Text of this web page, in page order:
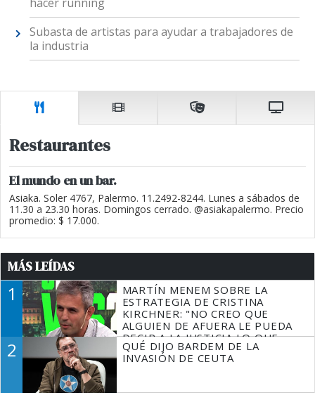
Subasta de artistas para ayudar a trabajadores de
la industria
Restaurantes
El mundo en un bar.
Asiaka. Soler 4767, Palermo. 11.2492-8244. Lunes a sábados de
11.30 a 23.30 horas. Domingos cerrado. @asiakapalermo. Precio
promedio: $ 17.000.
MÁS LEÍDAS
1
MARTÍN MENEM SOBRE LA
ESTRATEGIA DE CRISTINA
KIRCHNER: "NO CREO QUE
ALGUIEN DE AFUERA LE PUEDA
DECIR A LA JUSTICIA LO QUE
TIENE QUE HACER"
2
QUÉ DIJO BARDEM DE LA
INVASIÓN DE CEUTA